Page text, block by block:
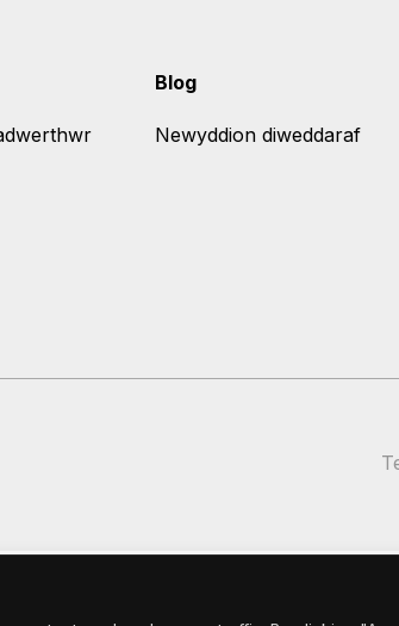
Blog
Newyddion diweddaraf